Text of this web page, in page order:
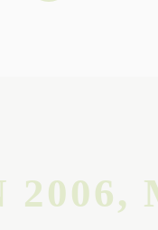
2006,